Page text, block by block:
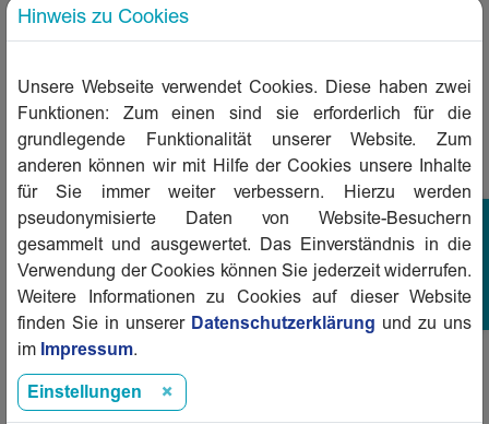
Gebäude der GWG-Gruppe, liegt der Anteil
oder vergleichbarer Zertifizierung, KfW
Standard 55 oder besser und Wohnungen
mit Wohnberechtigungsschein bei rund 27
Prozent. Die GWG-Gruppe strebt darüber
hinaus für alle künftig selbst entwickelten
Neubauprojekte immer eine DGNB-Gold-
Zertifizierung an.
Der Vorstandsvorsitzende der GWG, Andreas
Engelhardt, erklärt: „Das abermals sehr
Hinweis zu Cookies
Unsere Webseite verwendet Cookies. Diese haben zwei
Funktionen: Zum einen sind sie erforderlich für die
grundlegende Funktionalität unserer Website. Zum
anderen können wir mit Hilfe der Cookies unsere Inhalte
für Sie immer weiter verbessern. Hierzu werden
pseudonymisierte Daten von Website-Besuchern
gesammelt und ausgewertet. Das Einverständnis in die
Verwendung der Cookies können Sie jederzeit widerrufen.
Weitere Informationen zu Cookies auf dieser Website
finden Sie in unserer Datenschutzerklärung und zu uns
im Impressum.
Einstellungen